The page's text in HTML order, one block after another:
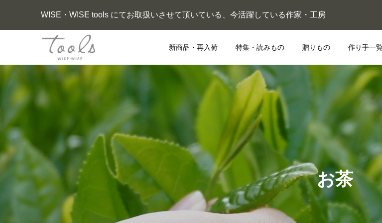
WISE・WISE tools にてお取扱いさせて頂いている、今活躍している作家・工房
新商品・再入荷 特集・読みもの 贈りもの 作り手一
お茶